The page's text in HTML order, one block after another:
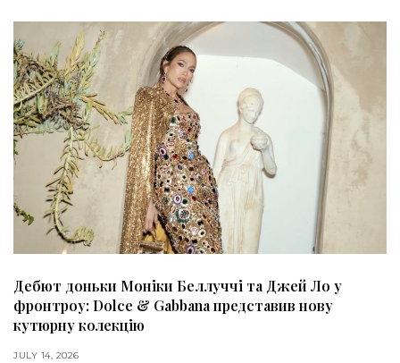
Дебют доньки Моніки Беллуччі та Джей Ло у
фронтроу: Dolce & Gabbana представив нову
кутюрну колекцію
JULY 14, 2026